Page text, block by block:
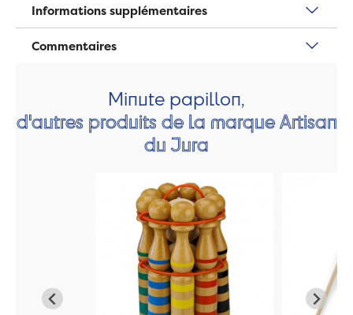
Informations supplémentaires
Commentaires
Minute papillon,
d'autres produits de la marque Artisan
du Jura